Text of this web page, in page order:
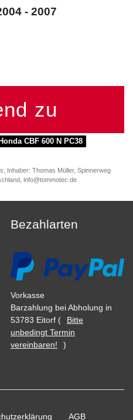
- 2007
zu
Honda CBF 600 N PC38
Inhaber: Thomas Müller, Spinnerweg
info@tommotec.de
Bezahlarten
Vorkasse
Barzahlung bei Abholung in
53783 Eitorf (
Bitte
unbedingt Termin
vereinbaren!
)
AGB